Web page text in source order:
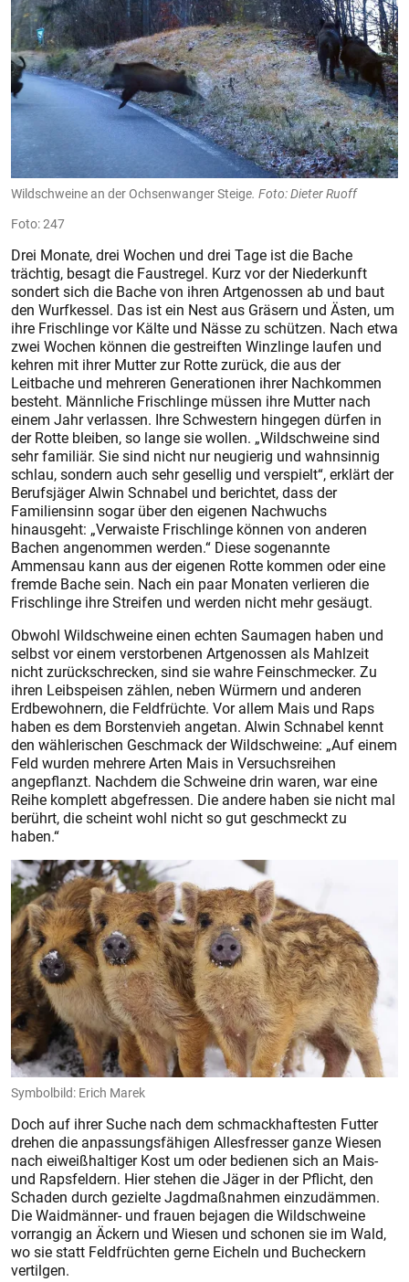
Wildschweine an der Ochsenwanger Steige. Foto: Dieter Ruoff
247
Drei Monate, drei Wochen und drei Tage ist die Bache
trächtig, besagt die Faustregel. Kurz vor der Niederkunft
sondert sich die Bache von ihren Artgenossen ab und baut
den Wurfkessel. Das ist ein Nest aus Gräsern und Ästen, um
ihre Frischlinge vor Kälte und Nässe zu schützen. Nach etwa
zwei Wochen können die gestreiften Winzlinge laufen und
kehren mit ihrer Mutter zur Rotte zurück, die aus der
Leitbache und mehreren Generationen ihrer Nachkommen
besteht. Männliche Frischlinge müssen ihre Mutter nach
einem Jahr verlassen. Ihre Schwestern hingegen dürfen in
der Rotte bleiben, so lange sie wollen. „Wildschweine sind
sehr familiär. Sie sind nicht nur neugierig und wahnsinnig
schlau, sondern auch sehr gesellig und verspielt“, erklärt der
Berufsjäger Alwin Schnabel und berichtet, dass der
Familiensinn sogar über den eigenen Nachwuchs
hinausgeht: „Ver­waiste Frischlinge können von anderen
Bachen angenommen werden.“ Diese sogenannte
Ammensau kann aus der eigenen Rotte kommen oder eine
fremde Bache sein. Nach ein paar Monaten verlieren die
Frischlinge ihre Streifen und werden nicht mehr gesäugt.
Obwohl Wildschweine einen echten Saumagen haben und
selbst vor einem verstorbenen Artgenossen als Mahlzeit
nicht zurückschrecken, sind sie wahre Feinschmecker. Zu
ihren Leibspeisen zählen, neben Würmern und anderen
Erdbewohnern, die Feldfrüchte. Vor allem Mais und Raps
haben es dem Borstenvieh angetan. Alwin Schnabel kennt
den wählerischen Geschmack der Wildschweine: „Auf einem
Feld wurden mehrere Arten Mais in Versuchsreihen
angepflanzt. Nachdem die Schweine drin waren, war eine
Reihe komplett abgefressen. Die andere haben sie nicht mal
berührt, die scheint wohl nicht so gut geschmeckt zu
haben.“
Symbolbild: Erich Marek
Doch auf ihrer Suche nach dem schmackhaftesten Futter
drehen die anpassungsfähigen Allesfresser ganze Wiesen
nach eiweißhaltiger Kost um oder bedienen sich an Mais-
und Rapsfeldern. Hier stehen die Jäger in der Pflicht, den
Schaden durch gezielte Jagdmaßnahmen einzudämmen.
Die Waidmänner- und frauen bejagen die Wildschweine
vorrangig an Äckern und Wiesen und schonen sie im Wald,
wo sie statt Feldfrüchten gerne Eicheln und Bucheckern
vertilgen.